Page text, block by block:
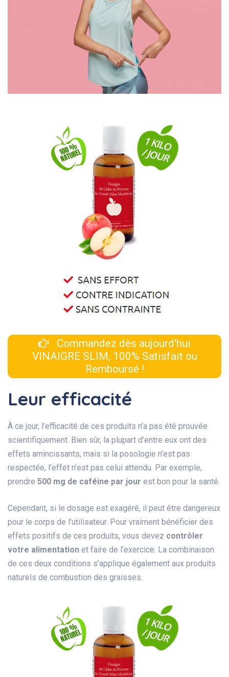
Commandez dès aujourd'hui
VINAIGRE SLIM, 100% Satisfait ou
Remboursé !
Leur efficacité
À ce jour, l’efficacité de ces produits n’a pas été prouvée
scientifiquement. Bien sûr, la plupart d’entre eux ont des
effets amincissants, mais si la posologie n’est pas
respectée, l’effet n’est pas celui attendu. Par exemple,
prendre 500 mg de caféine par jour est bon pour la santé.
Cependant, si le dosage est exagéré, il peut être dangereux
pour le corps de l’utilisateur. Pour vraiment bénéficier des
effets positifs de ces produits, vous devez contrôler
votre alimentation et faire de l’exercice. La combinaison
de ces deux conditions s’applique également aux produits
naturels de combustion des graisses.